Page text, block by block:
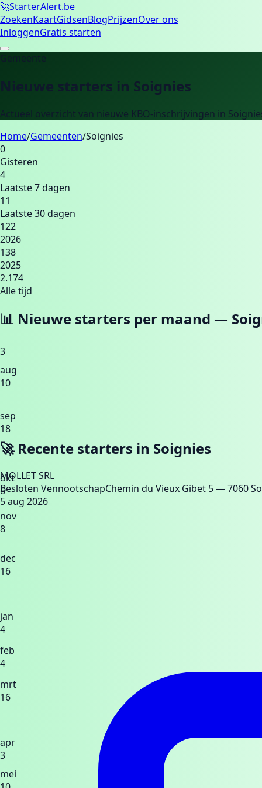
🚀StarterAlert.be
ZoekenKaartGidsenBlogPrijzenOver ons
InloggenGratis starten
Gemeente
Nieuwe starters in Soignies
Actueel overzicht van nieuwe KBO-inschrijvingen in
Home/Gemeenten/Soignies
0
Gisteren
4
Laatste 7 dagen
11
Laatste 30 dagen
122
2026
138
2025
2.174
Alle tijd
📊 Nieuwe starters per maand —
3
aug
10
sep
18
okt
6
nov
8
dec
16
jan
4
feb
4
mrt
16
apr
3
mei
🚀 Recente starters in Soignies
MOLLET SRL
Besloten VennootschapChemin du Vieux Gibet 5— 7060
5 aug 2026